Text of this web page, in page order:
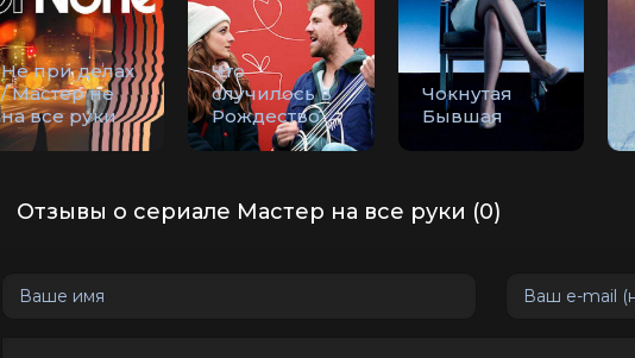
Не при делах
/ Мастер не
на все руки
Что
случилось в
Рождество
Чокнутая
Бывшая
Отзывы о сериале Мастер на все руки (0)